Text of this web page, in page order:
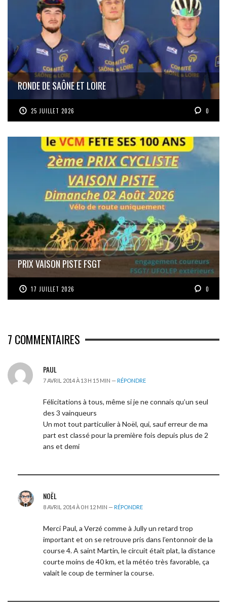
RONDE DE SAÔNE ET LOIRE
25 JUILLET 2026 0
PRIX VAISON PISTE FSGT
17 JUILLET 2026 0
7 COMMENTAIRES
PAUL
7 AVRIL 2014 À 13 H 15 MIN — RÉPONDRE
Félicitations à tous, même si je ne connais qu’un seul
des 3 vainqueurs
Un mot tout particulier à Noël, qui, sauf erreur de ma
part est classé pour la première fois depuis plus de 2
ans et demi
NOËL
8 AVRIL 2014 À 0 H 12 MIN — RÉPONDRE
Merci Paul, a Verzé comme à Jully un retard trop
important et on se retrouve pris dans l’entonnoir de la
course 4. A saint Martin, le circuit était plat, la distance
courte moins de 40 km, et la météo très favorable, ça
valait le coup de terminer la course.